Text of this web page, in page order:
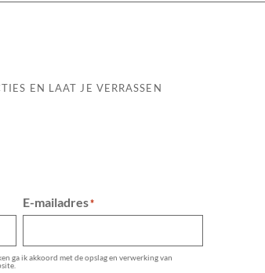
EN LAAT JE VERRASSEN
E-mailadres*
ga ik akkoord met de opslag en verwerking van